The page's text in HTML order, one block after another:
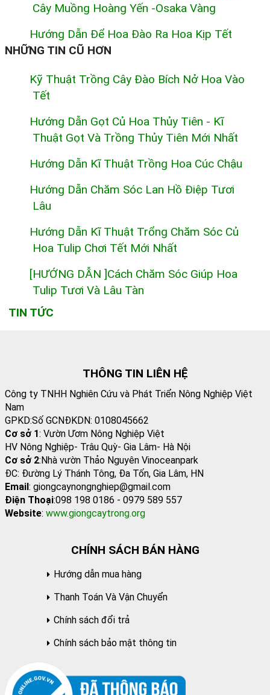
Cây Muồng Hoàng Yến -osaka Vàng
Hướng Dẫn Để Hoa Đào Ra Hoa Kịp Tết
NHỮNG TIN CŨ HƠN
Kỹ Thuật Trồng Cây Đào Bích Nở Hoa Vào
Tết
Hướng Dẫn Gọt Củ Hoa Thủy Tiên - Kĩ
Thuật Gọt Và Trồng Thủy Tiên Mới Nhất
Hướng Dẫn Kĩ Thuật Trồng Hoa Cúc Chậu
Hướng Dẫn Chăm Sóc Lan Hồ Điệp Tươi
Lâu
Hướng Dẫn Kĩ Thuật Trổng Chăm Sóc Củ
Hoa Tulip Chơi Tết Mới Nhất
[HƯỚNG DẪN ]Cách Chăm Sóc Giúp Hoa
Tulip Tươi Và Lâu Tàn
TIN TỨC
THÔNG TIN LIÊN HỆ
Công ty TNHH Nghiên Cứu và Phát Triển Nông Nghiệp Việt
Nam
GPKD:Số GCNĐKDN: 0108045662
Cơ sở 1: Vườn Ươm Nông Nghiệp Việt
HV Nông Nghiệp- Trâu Quỳ- Gia Lâm- Hà Nội
Cơ sở 2:Nhà vườn Thảo Nguyên Vinoceanpark
ĐC: Đường Lý Thánh Tông, Đa Tốn, Gia Lâm, HN
Email: giongcaynongnghiep@gmail.com
Điện Thoại:098 198 0186 - 0979 589 557
Website: www.giongcaytrong.org
CHÍNH SÁCH BÁN HÀNG
Hướng dẫn mua hàng
Thanh Toán Và Vận Chuyển
Chính sách đổi trả
Chính sách bảo mật thông tin